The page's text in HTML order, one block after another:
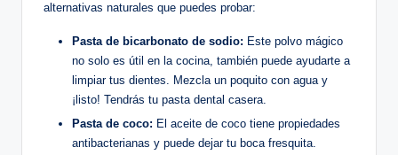
alternativas naturales que puedes probar:
Pasta de bicarbonato de sodio: Este polvo mágico
no solo es útil en la cocina, también puede ayudarte a
limpiar tus dientes. Mezcla un poquito con agua y
¡listo! Tendrás tu pasta dental casera.
Pasta de coco: El aceite de coco tiene propiedades
antibacterianas y puede dejar tu boca fresquita.